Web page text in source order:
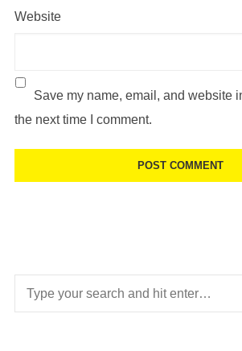
Website
Save my name, email, and website
the next time I comment.